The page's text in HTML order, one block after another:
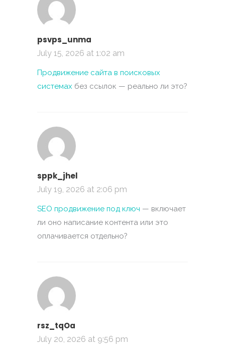
psvps_unma
July 15, 2026 at 1:02 am
Продвижение сайта в поисковых
системах без ссылок — реально ли это?
sppk_jhel
July 19, 2026 at 2:06 pm
SEO продвижение под ключ — включает
ли оно написание контента или это
оплачивается отдельно?
rsz_tqOa
July 20, 2026 at 9:56 pm